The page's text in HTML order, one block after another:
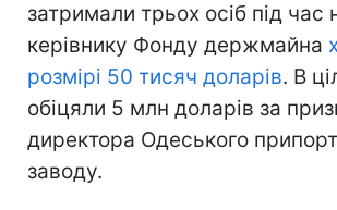
затримали трьох осіб під час
керівнику Фонду держмайна
розмірі 50 тисяч доларів. В
обіцяли 5 млн доларів за
директора Одеського
заводу.